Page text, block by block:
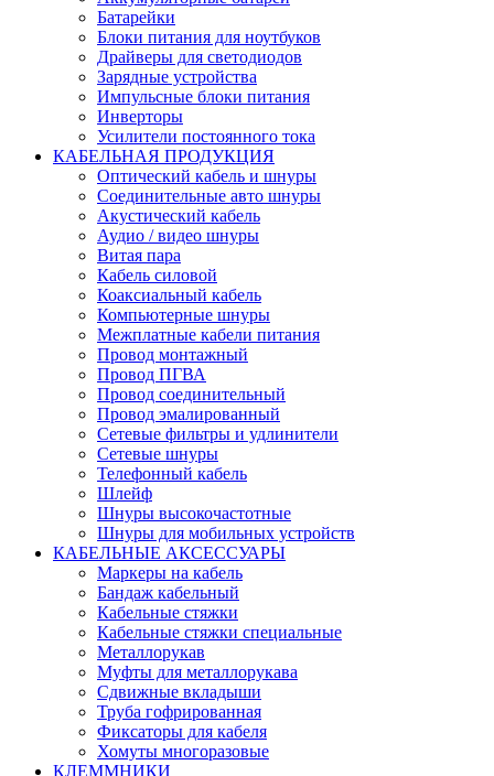
Батарейки
Блоки питания для ноутбуков
Драйверы для светодиодов
Зарядные устройства
Импульсные блоки питания
Инверторы
Усилители постоянного тока
КАБЕЛЬНАЯ ПРОДУКЦИЯ
Оптический кабель и шнуры
Соединительные авто шнуры
Акустический кабель
Аудио / видео шнуры
Витая пара
Кабель силовой
Коаксиальный кабель
Компьютерные шнуры
Межплатные кабели питания
Провод монтажный
Провод ПГВА
Провод соединительный
Провод эмалированный
Сетевые фильтры и удлинители
Сетевые шнуры
Телефонный кабель
Шлейф
Шнуры высокочастотные
Шнуры для мобильных устройств
КАБЕЛЬНЫЕ АКСЕССУАРЫ
Маркеры на кабель
Бандаж кабельный
Кабельные стяжки
Кабельные стяжки специальные
Металлорукав
Муфты для металлорукава
Сдвижные вкладыши
Труба гофрированная
Фиксаторы для кабеля
Хомуты многоразовые
КЛЕММНИКИ